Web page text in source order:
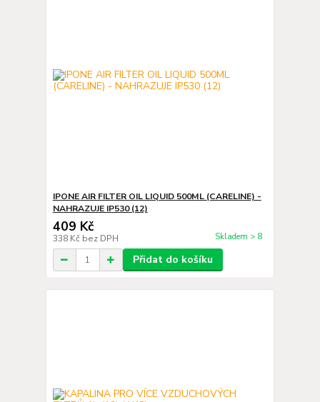
IPONE AIR FILTER OIL LIQUID 500ML (CARELINE) -
NAHRAZUJE IP530 (12)
409 Kč
338 Kč bez DPH Skladem > 8
Přidat do košíku